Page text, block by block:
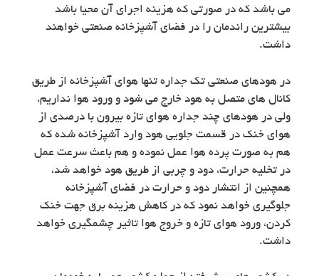
می باشد که در صورتی که هزینه اجرای آن محیا باشد
بیشترین راندمان را در فضای آشپزخانه صنعتی خواهند
داشت.
در هودهای صنعتی تک جداره تنها هوای آشپزخانه از طریق
کانال های متصل به هود خارج می شود و ورود هوا نداریم،
ولی در هودهای چند جداره هوای تازه بیرون با درصدی از
هوای خنک در قسمت جلویی هود وارد آشپزخانه شده که
هم به صورت پرده هوا عمل نموده و هم باعث سرعت عمل
در تخلیه حرارت، دود و چربی از طریق هود خواهد شد،
همچنین از انتشار دود و حرارت در فضای آشپزخانه
جلوگیری خواهد نمود که در کاهش هزینه برق جهت خنک
کردن، ورود هوای تازه و خروج هوا تاثیر چشمگیری خواهد
داشت.